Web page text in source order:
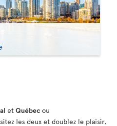
et Québec ou
les deux et doublez le plaisir,